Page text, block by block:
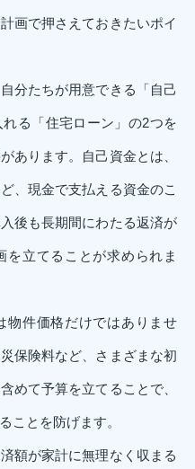
画で押さえておきたいポイ
分たちが用意できる「自己
る「住宅ローン」の2つを
あります。自己資金とは、
、現金で支払える資金のこ
後も長期間にわたる返済が
を立てることが求められま
物件価格だけではありませ
保険料など、さまざまな初
めて予算を立てることで、
ことを防げます。
額が家計に無理なく収まる